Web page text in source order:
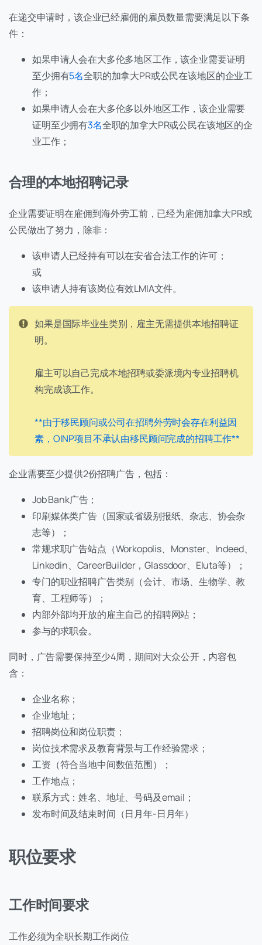
在递交申请时，该企业已经雇佣的雇员数量需要满足以下条
件：
如果申请人会在大多伦多地区工作，该企业需要证明
至少拥有5名全职的加拿大PR或公民在该地区的企业工
作；
如果申请人会在大多伦多以外地区工作，该企业需要
证明至少拥有3名全职的加拿大PR或公民在该地区的企
业工作；
合理的本地招聘记录
企业需要证明在雇佣到海外劳工前，已经为雇佣加拿大PR或
公民做出了努力，除非：
该申请人已经持有可以在安省合法工作的许可；
或
该申请人持有该岗位有效LMIA文件。
如果是国际毕业生类别，雇主无需提供本地招聘证
明。
雇主可以自己完成本地招聘或委派境内专业招聘机
构完成该工作。
**由于移民顾问或公司在招聘外劳时会存在利益因
素，OINP项目不承认由移民顾问完成的招聘工作**
企业需要至少提供2份招聘广告，包括：
Job Bank广告；
印刷媒体类广告（国家或省级别报纸、杂志、协会杂
志等）；
常规求职广告站点（Workopolis、Monster、Indeed、
Linkedin、CareerBuilder，Glassdoor、Eluta等）；
专门的职业招聘广告类别（会计、市场、生物学、教
育、工程师等）；
内部外部均开放的雇主自己的招聘网站；
参与的求职会。
同时，广告需要保持至少4周，期间对大众公开，内容包
含：
企业名称；
企业地址；
招聘岗位和岗位职责；
岗位技术需求及教育背景与工作经验需求；
工资（符合当地中间数值范围）；
工作地点；
联系方式：姓名、地址、号码及email；
发布时间及结束时间（日月年-日月年）
职位要求
工作时间要求
工作必须为全职长期工作岗位